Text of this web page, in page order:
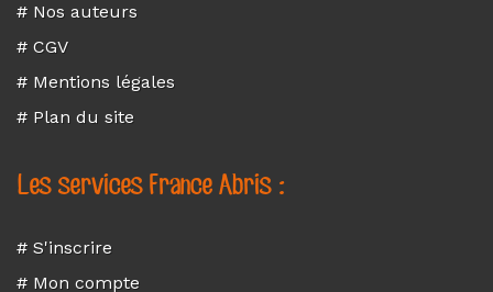
# Nos auteurs
# CGV
# Mentions légales
# Plan du site
Les services France Abris :
# S'inscrire
# Mon compte